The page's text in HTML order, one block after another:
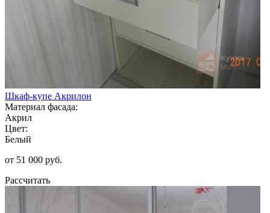
Шкаф-купе Акрилон
Материал фасада:
Акрил
Цвет:
Белый
от 51 000 руб.
Рассчитать